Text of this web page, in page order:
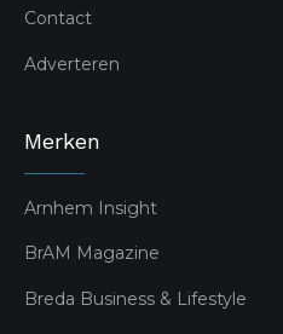
Contact
Adverteren
Merken
Arnhem Insight
BrAM Magazine
Breda Business & Lifestyle